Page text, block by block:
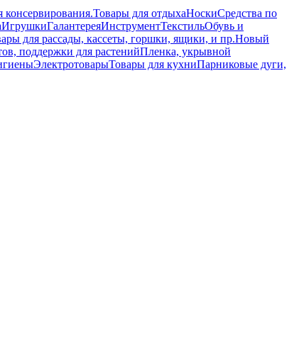
консервирования.Товары для отдыхаНоскиСредства по
ИгрушкиГалантереяИнструментТекстильОбувь и
для рассады, кассеты, горшки, ящики, и пр.Новый
поддержки для растенийПленка, укрывной
ЭлектротоварыТовары для кухниПарниковые дуги,